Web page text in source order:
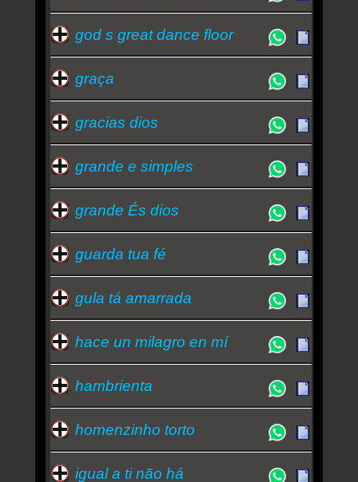
god s great dance floor
graça
gracias dios
grande e simples
grande És dios
guarda tua fé
gula tá amarrada
hace un milagro en mí
hambrienta
homenzinho torto
igual a ti não há